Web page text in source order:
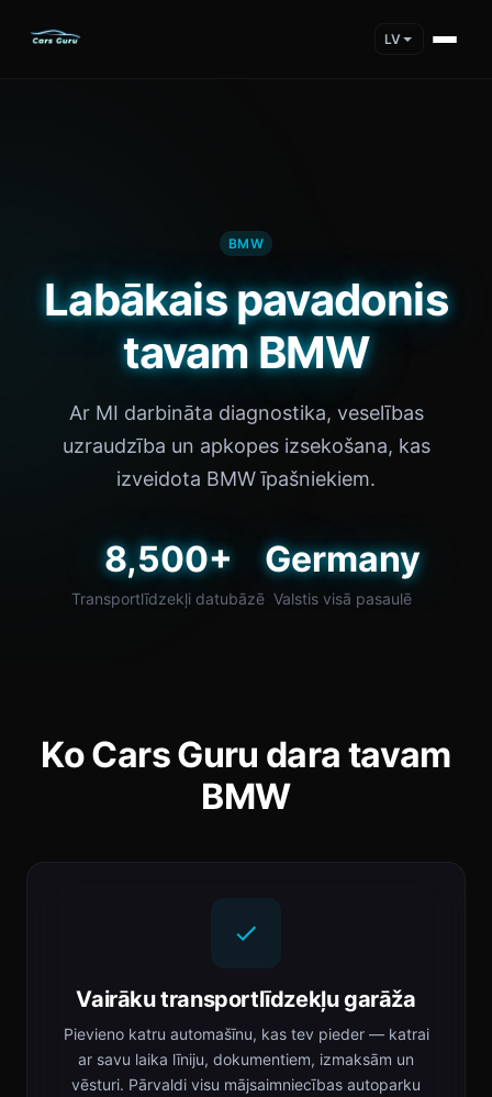
LV
BMW
Labākais pavadonis
tavam BMW
Ar MI darbināta diagnostika, veselības
uzraudzība un apkopes izsekošana, kas
izveidota BMW īpašniekiem.
8,500+
Transportlīdzekļi datubāzē
Germany
Valstis visā pasaulē
Ko Cars Guru dara tavam
BMW
Vairāku transportlīdzekļu garāža
Pievieno katru automašīnu, kas tev pieder — katrai
ar savu laika līniju, dokumentiem, izmaksām un
vēsturi. Pārvaldi visu mājsaimniecības autoparku